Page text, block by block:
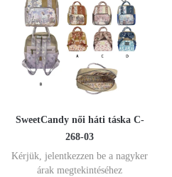
SweetCandy női háti táska C-
268-03
Kérjük, jelentkezzen be a nagyker
árak megtekintéséhez